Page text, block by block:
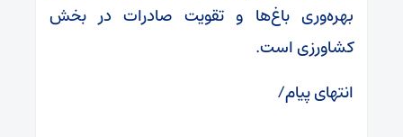
بهره‌وری باغ‌ها و تقویت صادرات در بخش
کشاورزی است.
انتهای پیام/